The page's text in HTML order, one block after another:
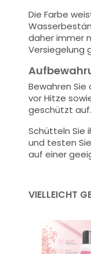
Die Farbe
daher immer
Versiegelung
Bewahren
vor Hitze
geschützt auf.
Schütteln Sie
und testen
auf einer
VIELLEICHT